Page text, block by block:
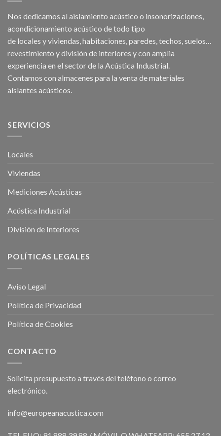
Nos dedicamos al aislamiento acústico o insonorizaciones,
acondicionamiento acústico de todo tipo
de locales yviviendas, habitaciones,paredes,techos, suelos…
revestimiento y división de interiores y con amplia
experiencia en el sector de la Acústica Industrial.
Contamos con almacenes para la venta demateriales
aislantes acústicos.
SERVICIOS
Locales
Viviendas
Mediciones Acústicas
Acústica Industrial
División de Interiores
POLÍTICAS LEGALES
Aviso Legal
Política de Privacidad
Política de Cookies
CONTACTO
Solicita presupuesto a través del teléfono o correo
electrónico.
info@europeanacustica.com